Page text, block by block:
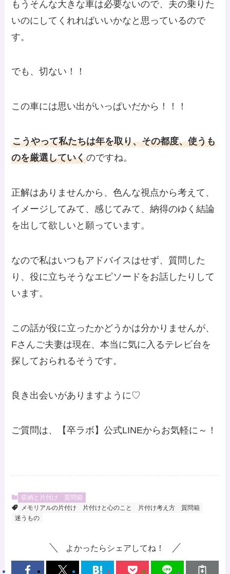
もうそんな大きな車は必要ないので、夫の乗りた
いのにしてくれればいいかなと思っているので
す。
でも、切ない！！
この車には思い出がいっぱいだから！！！
こうやって私たちは年を取り、その都度、使うも
のを厳選していくのですね。
正解はありませんから、色んな視点から考えて、
イメージしてみて、感じてみて、納得のゆく結論
を出して欲しいと願っています。
なので私はいつもアドバイスはせず、質問した
り、役に立ちそうなエピソードをお話したりして
います。
この話が役に立ったかどうかは分かりませんが、
Fさんご夫妻は現在、本当に気に入るテレビ台を
探しておられるそうです。
良き出会いがありますように♡
ご質問は、【卒ラボ】公式LINEからお気軽に～！
収納と片付け
質問箱
メモリアルの片付け
片付けと心のこと 片付け考え方
質問箱
迷うもの
よかったらシェアしてね！